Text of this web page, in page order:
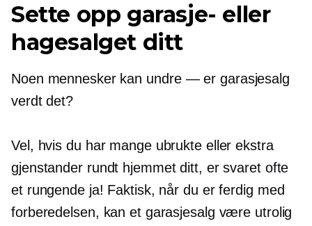
Sette opp garasje- eller
hagesalget ditt
Noen mennesker kan undre — er garasjesalg
verdt det?
Vel, hvis du har mange ubrukte eller ekstra
gjenstander rundt hjemmet ditt, er svaret ofte
et rungende ja! Faktisk, når du er ferdig med
forberedelsen, kan et garasjesalg være utrolig